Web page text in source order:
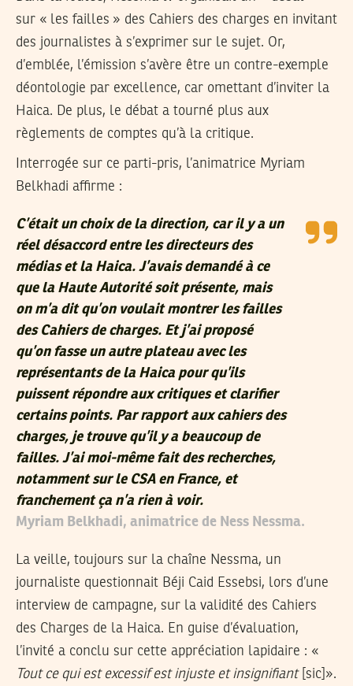
sur « les failles » des Cahiers des charges en invitant
des journalistes à s’exprimer sur le sujet. Or,
d’emblée, l’émission s’avère être un contre-exemple
déontologie par excellence, car omettant d’inviter la
Haica. De plus, le débat a tourné plus aux
règlements de comptes qu’à la critique.
Interrogée sur ce parti-pris, l’animatrice Myriam
Belkhadi affirme :
C’était un choix de la direction, car il y a un
réel désaccord entre les directeurs des
médias et la Haica. J’avais demandé à ce
que la Haute Autorité soit présente, mais
on m’a dit qu’on voulait montrer les failles
des Cahiers de charges. Et j’ai proposé
qu’on fasse un autre plateau avec les
représentants de la Haica pour qu’ils
puissent répondre aux critiques et clarifier
certains points. Par rapport aux cahiers des
charges, je trouve qu’il y a beaucoup de
failles. J’ai moi-même fait des recherches,
notamment sur le CSA en France, et
franchement ça n’a rien à voir.
Myriam Belkhadi, animatrice de Ness Nessma.
La veille, toujours sur la chaîne Nessma, un
journaliste questionnait Béji Caid Essebsi, lors d’une
interview de campagne, sur la validité des Cahiers
des Charges de la Haica. En guise d’évaluation,
l’invité a conclu sur cette appréciation lapidaire : «
Tout ce qui est excessif est injuste et insignifiant[sic]».